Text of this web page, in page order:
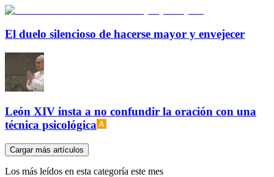
El duelo silencioso de hacerse mayor y envejecer
León XIV insta a no confundir la oración con una
técnica psicológica
Cargar más artículos
Los más leídos en esta categoría este mes